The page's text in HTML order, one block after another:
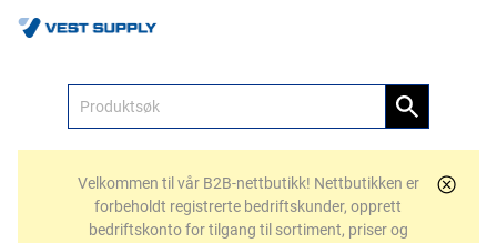
Velkommen til vår B2B-nettbutikk! Nettbutikken er
forbeholdt registrerte bedriftskunder, opprett
bedriftskonto for tilgang til sortiment, priser og